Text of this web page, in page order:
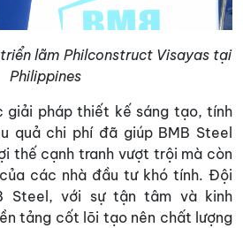
lãm Philconstruct Visayas tại
Philippines
giải pháp thiết kế sáng tạo, tính
quả chi phí đã giúp BMB Steel
thế cạnh tranh vượt trội mà còn
các nhà đầu tư khó tính. Đội
Steel, với sự tận tâm và kinh
tảng cốt lõi tạo nên chất lượng